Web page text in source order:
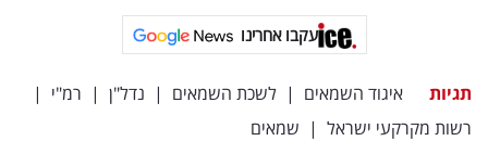
עקבו אחרינו
תגיות איגוד השמאים | לשכת השמאים | נדל"ן | רמ"י |
רשות מקרקעי ישראל | שמאים